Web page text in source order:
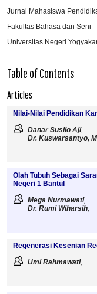
Jurnal Mahasiswa
Fakultas Bahasa dan Seni
Universitas Negeri
Table of Contents
Articles
Nilai-Nilai Pendidikan
Danar Susilo Aji,
Dr. Kuswarsantyo,
Olah Tubuh Sebagai
Negeri 1 Bantul
Mega Nurmawati,
Dr. Rumi Wiharsih,
Regenerasi Kesenian
Umi Rahmawati,